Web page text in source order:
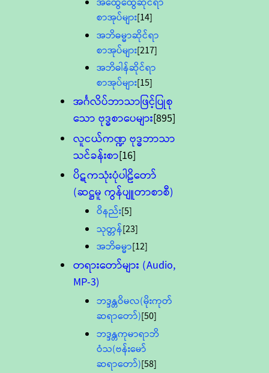
စာအုပ်များ[14]
အဘိဓမ္မာဆိုင်ရာ
စာအုပ်များ[217]
အဘိဓါန်ဆိုင်ရာ
စာအုပ်များ[15]
အင်္ဂလိပ်ဘာသာဖြင့်ပြုစု
သော ဗုဒ္ဓစာပေများ[895]
လူငယ်ကဏ္ဍ ဗုဒ္ဓဘာသာ
သင်ခန်းစာ[16]
ပိဋကသုံးပုံပါဠိတော်
(ဆဋ္ဌမူ ကွန်ပျူတာစာစီ)
ဝိနည်း[5]
သုတ္တန်[23]
အဘိဓမ္မာ[12]
တရားတော်များ (Audio,
MP-3)
ဘဒ္ဒန္တဝိမလ(မိုးကုတ်
ဆရာတော်)[50]
ဘဒ္ဒန္တကုမာရာဘိ
ဝံသ(ဗန်းမော်
ဆရာတော်)[58]